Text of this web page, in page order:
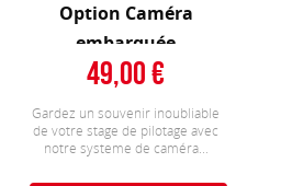
Option Caméra
embarquée
49,00
Gardez un souvenir inoubliable
de votre stage de pilotage avec
notre systeme de caméra...